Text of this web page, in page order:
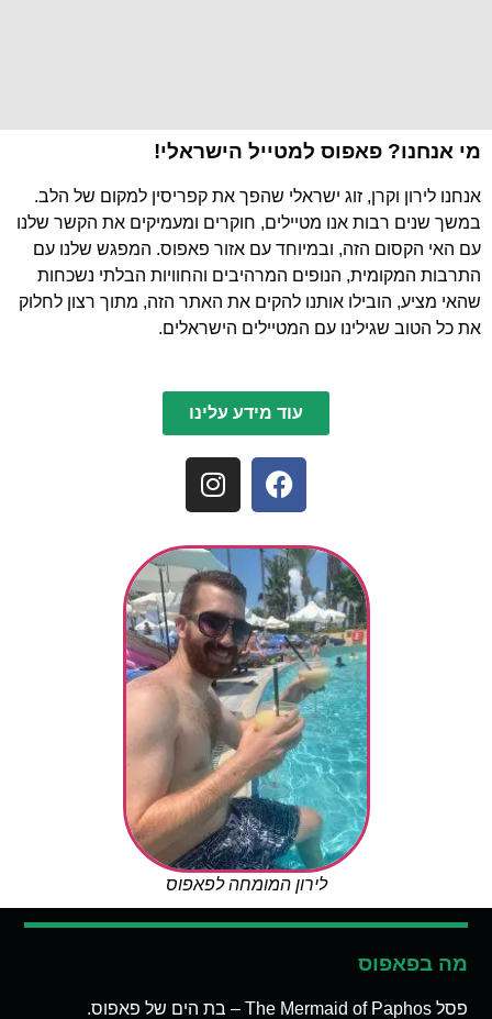
מי אנחנו? פאפוס למטייל הישראלי!
אנחנו לירון וקרן, זוג ישראלי שהפך את קפריסין למקום של הלב.
במשך שנים רבות אנו מטיילים, חוקרים ומעמיקים את הקשר שלנו
עם האי הקסום הזה, ובמיוחד עם אזור פאפוס. המפגש שלנו עם
התרבות המקומית, הנופים המרהיבים והחוויות הבלתי נשכחות
שהאי מציע, הובילו אותנו להקים את האתר הזה, מתוך רצון לחלוק
את כל הטוב שגילינו עם המטיילים הישראלים.
עוד מידע עלינו
לירון המומחה לפאפוס
מה בפאפוס
פסל The Mermaid of Paphos – בת הים של פאפוס.